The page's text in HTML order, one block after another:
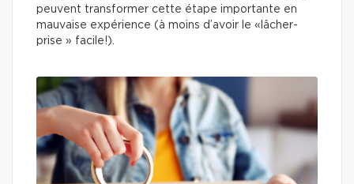
peuvent transformer cette étape importante en
mauvaise expérience (à moins d’avoir le «lâcher-
prise » facile!).